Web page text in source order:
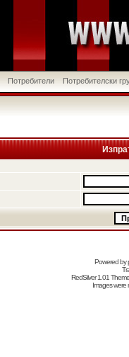
Потребители Потребителски
Powered by
RedSilver 1.01
Images were